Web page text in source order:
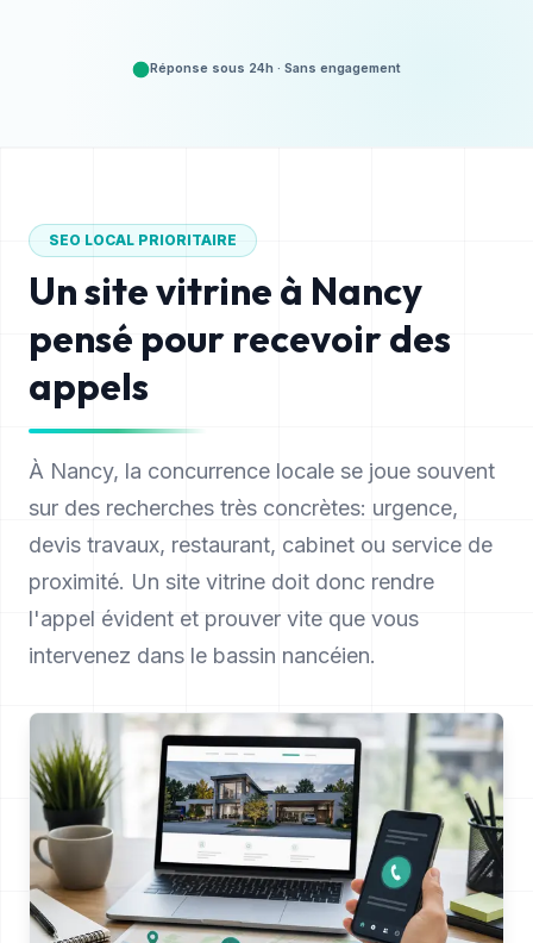
Réponse sous 24h · Sans engagement
SEO LOCAL PRIORITAIRE
Un site vitrine à Nancy
pensé pour recevoir des
appels
À Nancy, la concurrence locale se joue souvent
sur des recherches très concrètes: urgence,
devis travaux, restaurant, cabinet ou service de
proximité. Un site vitrine doit donc rendre
l'appel évident et prouver vite que vous
intervenez dans le bassin nancéien.